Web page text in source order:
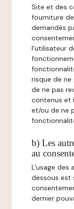
Site et des
fourniture
demandés
l'utilisateur
risque de
de ne pas
contenus et
et/ou de ne
b) Les
au
L'usage des
dessous est
dernier